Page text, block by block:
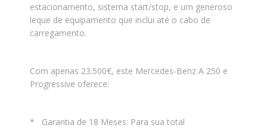
estacionamento, sistema start/stop, e um generoso
leque de equipamento que inclui até o cabo de
carregamento.
Com apenas 23.500€, este Mercedes-Benz A 250 e
Progressive oferece:
* Garantia de 18 Meses: Para sua total